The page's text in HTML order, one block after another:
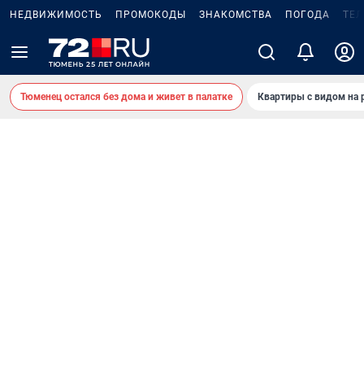
НЕДВИЖИМОСТЬ ПРОМОКОДЫ ЗНАКОМСТВА ПОГОДА
Тюменец остался без дома и живет в палатке Квартиры с видом на